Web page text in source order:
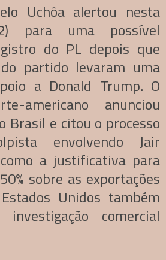
Uchôa alertou nesta
para uma possível
do PL depois que
partido levaram uma
a Donald Trump. O
americano anunciou
Brasil e citou o processo
envolvendo Jair
a justificativa para
sobre as exportações
Unidos também
comercial